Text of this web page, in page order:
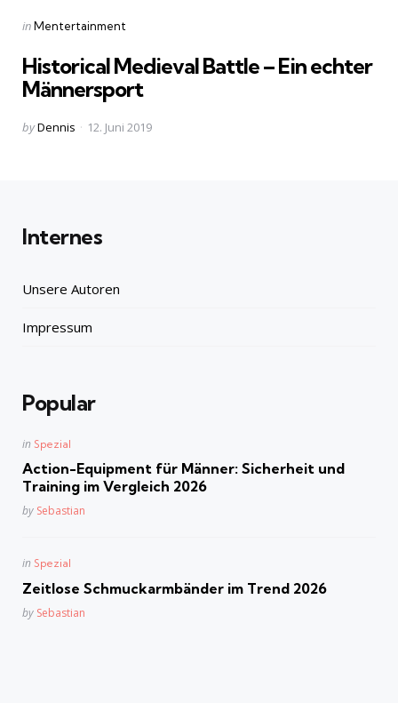
Categories
Posted
inMentertainment
Historical Medieval Battle – Ein echter
Männersport
Posted
byDennis 12. Juni 2019
Internes
Unsere Autoren
Impressum
Popular
Posted
in Spezial
Action-Equipment für Männer: Sicherheit und
Training im Vergleich 2026
Posted
by Sebastian
Posted
in Spezial
Zeitlose Schmuckarmbänder im Trend 2026
Posted
by Sebastian